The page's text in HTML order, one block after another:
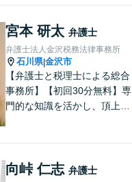
にお任せください【完全個室
／プライバシー配慮】
宮本 研太 弁護士
弁護士法人金沢税務法律事務所
石川県|金沢市
【弁護士と税理士による総合
事務所】【初回30分無料】専
門的な知識を活かし、頂上＝
ジあります。
向峠 仁志 弁護士